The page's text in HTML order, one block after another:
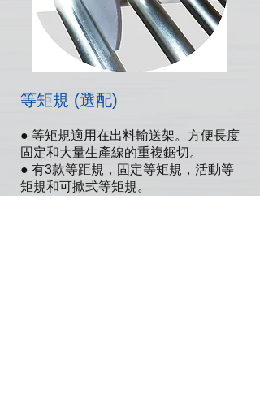
等矩規 (選配)
● 等矩規適用在出料輸送架。方便長度
固定和大量生產線的重複鋸切。
● 有3款等距規，固定等矩規，活動等
矩規和可掀式等矩規。